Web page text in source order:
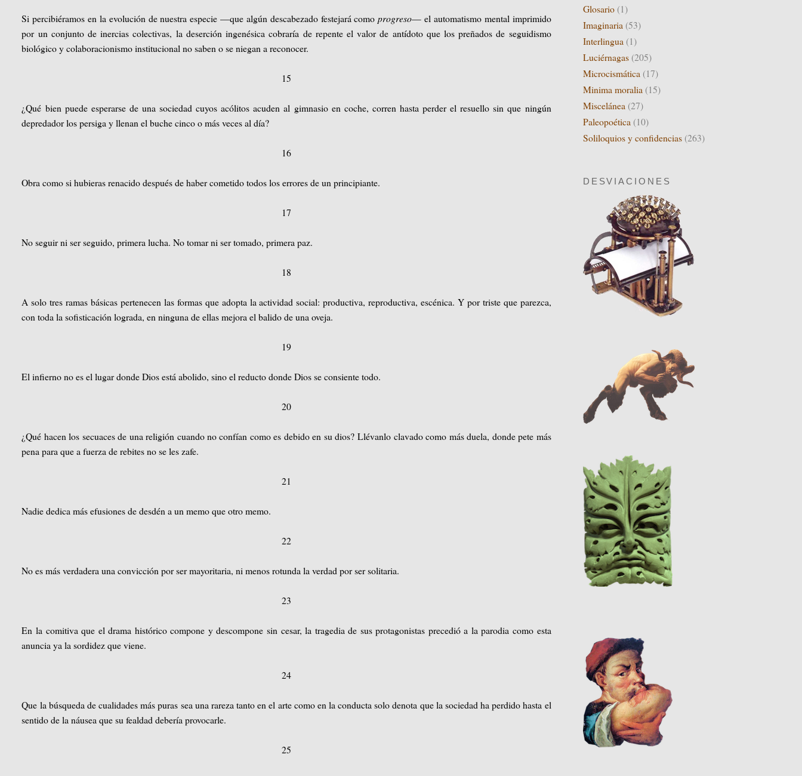
Si percibiéramos en la evolución de nuestra especie —que algún descabezado festejará comoprogreso— el automatismo mental imprimido
por un conjunto de inercias colectivas, la deserción ingenésica cobraría de repente el valor de antídoto que los preñados de seguidismo
biológico y colaboracionismo institucional no saben o se niegan a reconocer.
15
¿Qué bien puede esperarse de una sociedad cuyos acólitos acuden al gimnasio en coche, corren hasta perder el resuello sin que ningún
depredador los persiga y llenan el buche cinco o más veces al día?
16
Obra como si hubieras renacido después de haber cometido todos los errores de un principiante.
17
No seguir ni ser seguido, primera lucha. No tomar ni ser tomado, primera paz.
18
A solo tres ramas básicas pertenecen las formas que adopta la actividad social: productiva, reproductiva, escénica. Y por triste que parezca,
con toda la sofisticación lograda, en ninguna de ellas mejora el balido de una oveja.
19
El infierno no es el lugar donde Dios está abolido, sino el reducto donde Dios se consiente todo.
20
¿Qué hacen los secuaces de una religión cuando no confían como es debido en su dios? Llévanlo clavado como más duela, donde pete más
pena para que a fuerza de rebites no se les zafe.
21
Nadie dedica más efusiones de desdén a un memo que otro memo.
22
No es más verdadera una convicción por ser mayoritaria, ni menos rotunda la verdad por ser solitaria.
23
En la comitiva que el drama histórico compone y descompone sin cesar, la tragedia de sus protagonistas precedió a la parodia como esta
anuncia ya la sordidez que viene.
24
Que la búsqueda de cualidades más puras sea una rareza tanto en el arte como en la conducta solo denota que la sociedad ha perdido hasta el
sentido de la náusea que su fealdad debería provocarle.
25
Glosario (1)
Imaginaria (53)
Interlingua (1)
Luciérnagas (205)
Microcismática (17)
Minima moralia (15)
Miscelánea (27)
Paleopoética (10)
Soliloquios y confidencias (263)
DESVIACIONES